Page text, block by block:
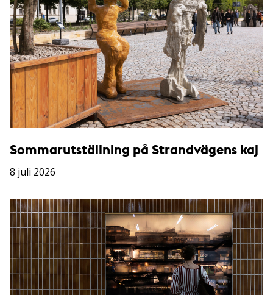
Sommarutställning på Strandvägens kaj
8 juli 2026